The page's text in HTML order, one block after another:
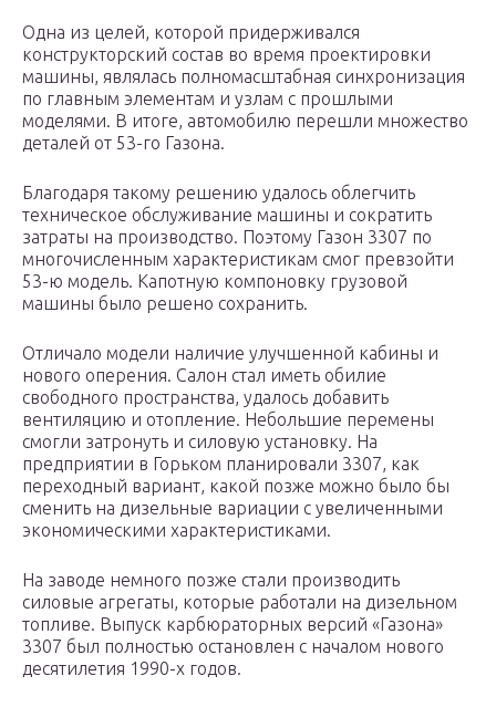
Одна из целей, которой придерживался
конструкторский состав во время проектировки
машины, являлась полномасштабная синхронизация
по главным элементам и узлам с прошлыми
моделями. В итоге, автомобилю перешли множество
деталей от 53-го Газона.
Благодаря такому решению удалось облегчить
техническое обслуживание машины и сократить
затраты на производство. Поэтому Газон 3307 по
многочисленным характеристикам смог превзойти
53-ю модель. Капотную компоновку грузовой
машины было решено сохранить.
Отличало модели наличие улучшенной кабины и
нового оперения. Салон стал иметь обилие
свободного пространства, удалось добавить
вентиляцию и отопление. Небольшие перемены
смогли затронуть и силовую установку. На
предприятии в Горьком планировали 3307, как
переходный вариант, какой позже можно было бы
сменить на дизельные вариации с увеличенными
экономическими характеристиками.
На заводе немного позже стали производить
силовые агрегаты, которые работали на дизельном
топливе. Выпуск карбюраторных версий «Газона»
3307 был полностью остановлен с началом нового
десятилетия 1990-х годов.